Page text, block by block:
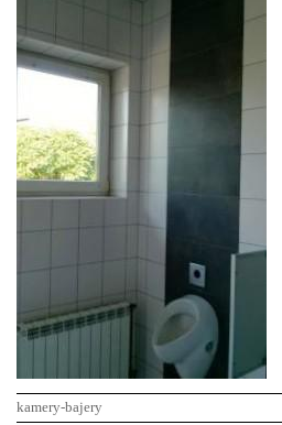
kamery-bajery